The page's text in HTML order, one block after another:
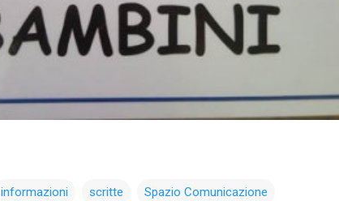
informazioni scritte Spazio Comunicazione